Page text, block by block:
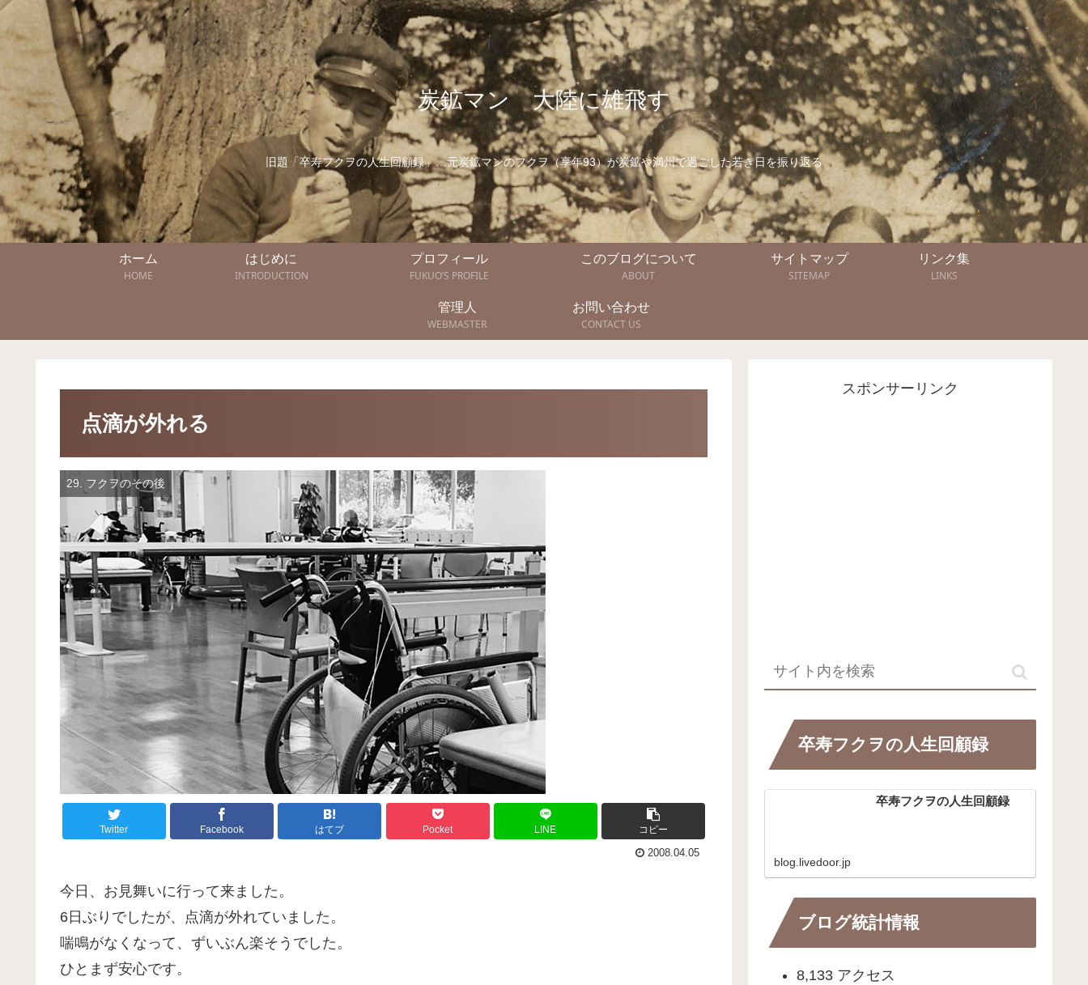
炭鉱マン 大陸に雄飛す
旧題「卒寿フクヲの人生回顧録」…元炭鉱マンのフクヲ（享年93）が炭鉱や満州で過ごした若き日を振り返る
ホーム
HOME
はじめに
INTRODUCTION
プロフィール
FUKUO’S PROFILE
このブログについて
ABOUT
サイトマップ
SITEMAP
リンク集
LINKS
管理人
WEBMASTER
お問い合わせ
CONTACT US
点滴が外れる
29. フクヲのその後
Twitter Facebook はてブ Pocket LINE コピー
2008.04.05
今日、お見舞いに行って来ました。
6日ぶりでしたが、点滴が外れていました。
喘鳴がなくなって、ずいぶん楽そうでした。
ひとまず安心です。
スポンサーリンク
卒寿フクヲの人生回顧録
卒寿フクヲの人生回顧録
blog.livedoor.jp
ブログ統計情報
8,133 アクセス